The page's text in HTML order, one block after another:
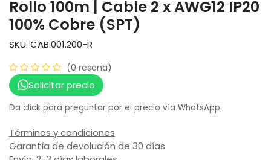
Rollo 100m | Cable 2 x AWG12 IP20
100% Cobre (SPT)
SKU: CAB.001.200-R
(0 reseña)
Solicitar precio
Da click para preguntar por el precio vía WhatsApp.
Términos y condiciones
Garantía de devolución de 30 días